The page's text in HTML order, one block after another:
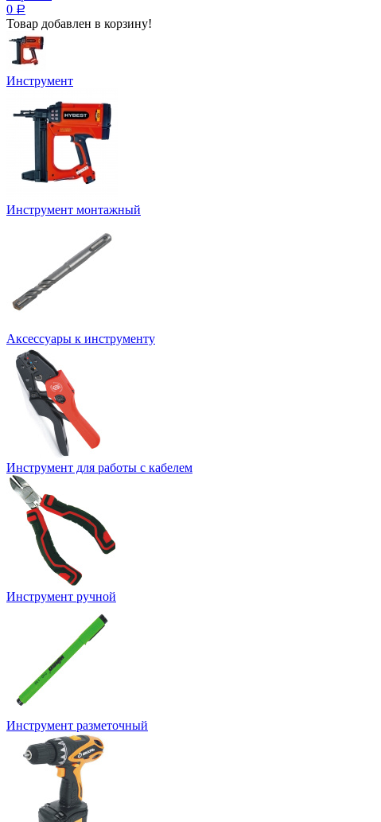
0 Р
Товар добавлен в корзину!
Инструмент
Инструмент монтажный
Аксессуары к инструменту
Инструмент для работы с кабелем
Инструмент ручной
Инструмент разметочный